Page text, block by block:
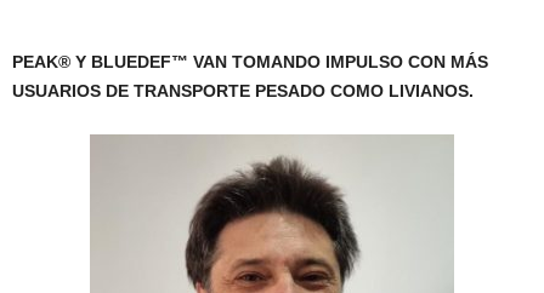
PEAK® Y BLUEDEF™ VAN TOMANDO IMPULSO CON MÁS
USUARIOS DE TRANSPORTE PESADO COMO LIVIANOS.